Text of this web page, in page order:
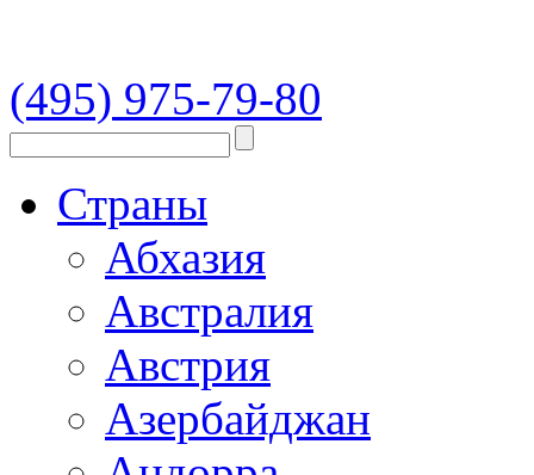
(495) 975-79-80
Страны
Абхазия
Австралия
Австрия
Азербайджан